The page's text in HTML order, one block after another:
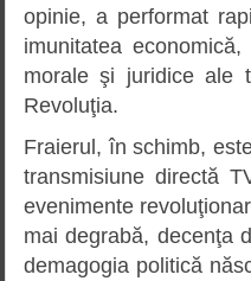
opinie, a performat
imunitatea
morale şi juridice ale
Revoluţia.
Fraierul, în schimb,
transmisiune directă
evenimente
mai degrabă, decenţa
demagogia politică